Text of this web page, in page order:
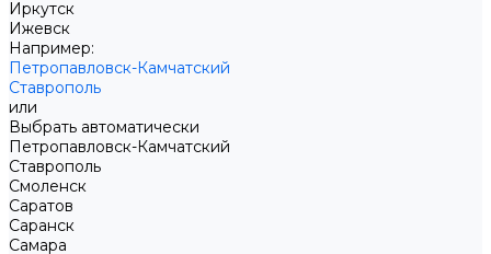
Иркутск
Ижевск
Например:
Петропавловск-Камчатский
Ставрополь
или
Выбрать автоматически
Петропавловск-Камчатский
Ставрополь
Смоленск
Саратов
Саранск
Самара